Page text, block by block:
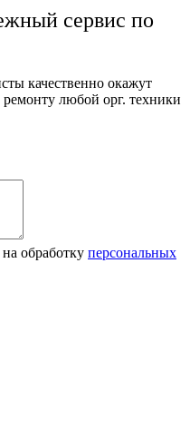
сервис по
качественно окажут
любой орг. техники
обработку персональных